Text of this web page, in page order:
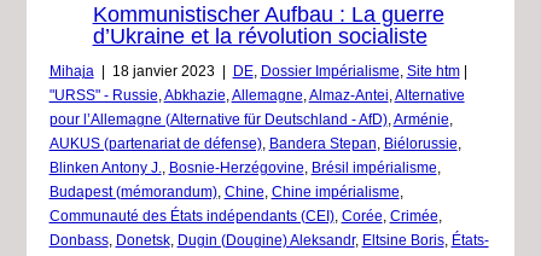
Kommunistischer Aufbau : La guerre
d’Ukraine et la révolution socialiste
Mihaja 18 janvier 2023 DE, Dossier Impérialisme Site htm
"URSS" - Russie Abkhazie Allemagne Almaz-Antei Alternative
pour l’Allemagne (Alternative für Deutschland - AfD), Arménie
AUKUS (partenariat de défense), Bandera Stepan Biélorussie
Blinken Antony J.
Bosnie-Herzégovine Brésil impérialisme
Budapest (mémorandum), Chine Chine impérialisme
Communauté des États indépendants (CEI), Corée Crimée
Donbass, Donetsk, Dugin (Dougine) Aleksandr, Eltsine Boris,
États-